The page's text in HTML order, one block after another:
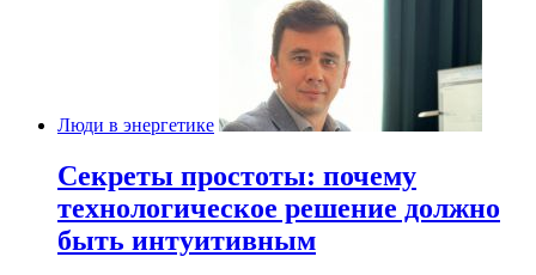
Люди в энергетике
Секреты простоты: почему
технологическое решение должно
быть интуитивным